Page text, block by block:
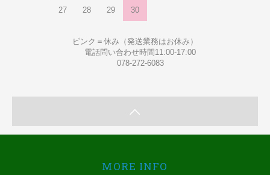
27 28 29 30
ピンク＝休み（発送業務はお休み）
電話問い合わせ時間11:00-17:00
078-272-6083
MORE INFO